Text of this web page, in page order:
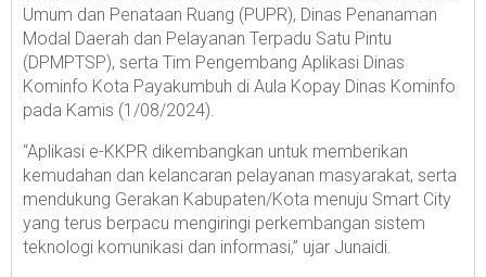
Umum dan Penataan Ruang (PUPR), Dinas Penanaman
Modal Daerah dan Pelayanan Terpadu Satu Pintu
(DPMPTSP), serta Tim Pengembang Aplikasi Dinas
Kominfo Kota Payakumbuh di Aula Kopay Dinas Kominfo
pada Kamis (1/08/2024).
“Aplikasi e-KKPR dikembangkan untuk memberikan
kemudahan dan kelancaran pelayanan masyarakat, serta
mendukung Gerakan Kabupaten/Kota menuju Smart City
yang terus berpacu mengiringi perkembangan sistem
teknologi komunikasi dan informasi,” ujar Junaidi.